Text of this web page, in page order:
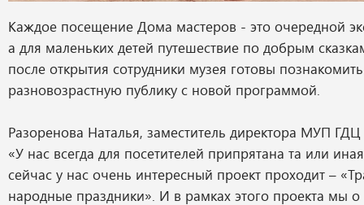
Каждое посещение Дома мастеров - это очередной
а для маленьких детей путешествие по добрым
после открытия сотрудники музея готовы познакомить
разновозрастную публику с новой программой.
Разоренова Наталья, заместитель директора МУП
«У нас всегда для посетителей припрятана та или
сейчас у нас очень интересный проект проходит –
народные праздники». И в рамках этого проекта мы